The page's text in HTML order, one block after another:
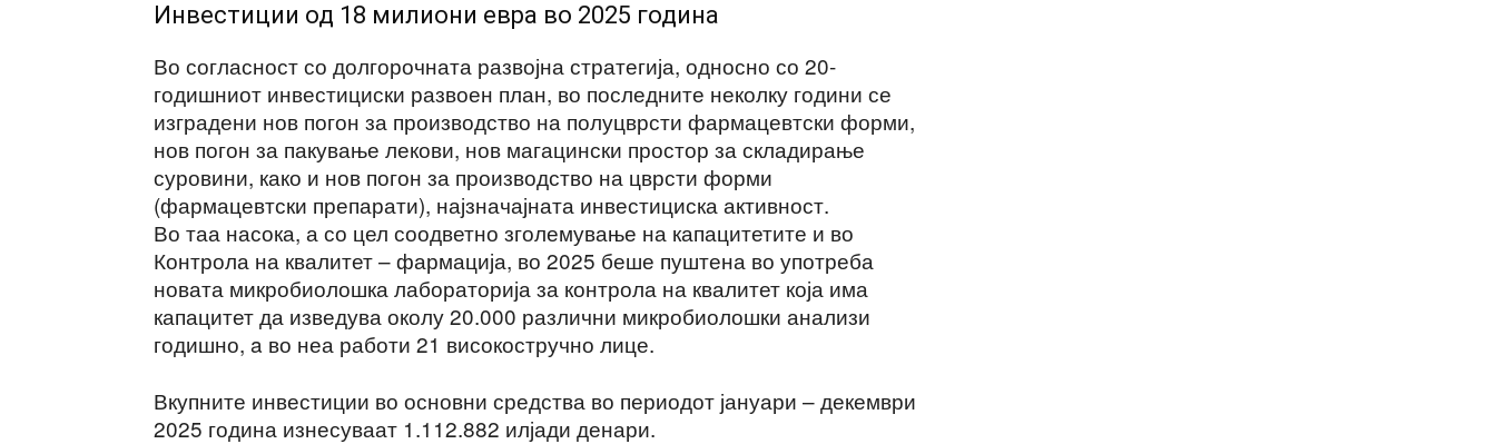
Инвестиции од 18 милиони евра во 2025 година
Во согласност со долгорочната развојна стратегија, односно со 20-
годишниот инвестициски развоен план, во последните неколку години се
изградени нов погон за производство на полуцврсти фармацевтски форми,
нов погон за пакување лекови, нов магацински простор за складирање
суровини, како и нов погон за производство на цврсти форми
(фармацевтски препарати), најзначајната инвестициска активност.
Во таа насока, а со цел соодветно зголемување на капацитетите и во
Контрола на квалитет – фармација, во 2025 беше пуштена во употреба
новата микробиолошка лабораторија за контрола на квалитет која има
капацитет да изведува околу 20.000 различни микробиолошки анализи
годишно, a во неа работи 21 високостручно лице.
Вкупните инвестиции во основни средства во периодот јануари – декември
2025 година изнесуваат 1.112.882 илјади денари.